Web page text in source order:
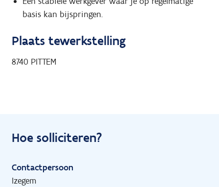
basis kan bijspringen.
Plaats tewerkstelling
8740 PITTEM
Hoe solliciteren?
Contactpersoon
Izegem